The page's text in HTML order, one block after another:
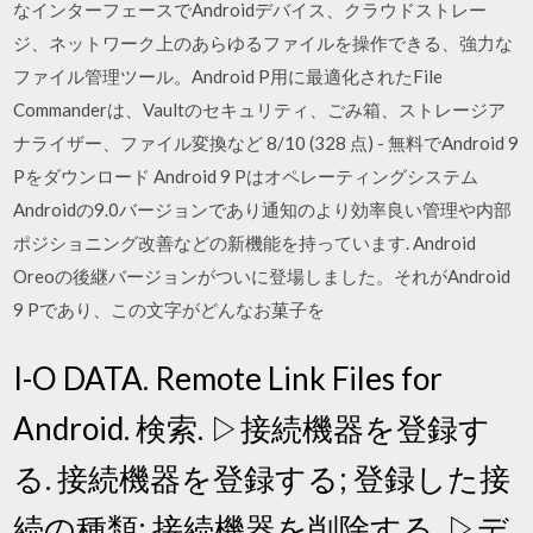
なインターフェースでAndroidデバイス、クラウドストレー
ジ、ネットワーク上のあらゆるファイルを操作できる、強力な
ファイル管理ツール。Android P用に最適化されたFile
Commanderは、Vaultのセキュリティ、ごみ箱、ストレージア
ナライザー、ファイル変換など 8/10 (328 点) - 無料でAndroid 9
Pをダウンロード Android 9 Pはオペレーティングシステム
Androidの9.0バージョンであり通知のより効率良い管理や内部
ポジショニング改善などの新機能を持っています. Android
Oreoの後継バージョンがついに登場しました。それがAndroid
9 Pであり、この文字がどんなお菓子を
I-O DATA. Remote Link Files for
Android. 検索. ▷接続機器を登録す
る. 接続機器を登録する; 登録した接